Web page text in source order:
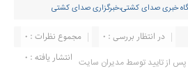
خبری صدای کشتی،خبرگزاری صدای کشتی
مجموع نظرات : 0
در انتظار بررسی : 0
انتشار یافته : ۰ از تایید توسط مدیران سایت